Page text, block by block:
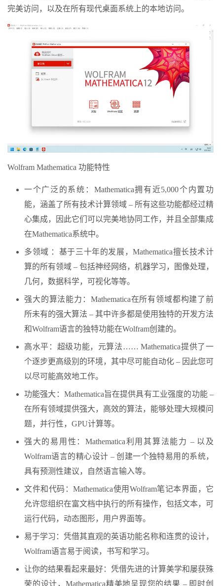
完美访问，以及在所有现代桌面系统上的本地访问。
Wolfram Mathematica 功能特性
一个广泛的系统：Mathematica拥有近5,000个内置功
能，涵盖了所有技术计算领域 – 所有这些功能都经过精
心集成，因此它们可以完美地协同工作，并且全部集成
在Mathematica系统中。
多领域 ：基于三十年的发展，Mathematica擅长技术计
算的所有领域 – 包括神经网络，机器学习，图像处理，
几何，数据科学，可视化等等。
强大的算法能力：Mathematica在所有领域都构建了前
所未有的强大算法 – 其中许多都是使用独特的开发方法
和Wolfram语言的独特功能在Wolfram创建的。
高水平：超级功能，元算法…… Mathematica提供了一
个逐步更高级别的环境，其中尽可能自动化 – 因此您可
以尽可能高效地工作。
功能强大：Mathematica旨在提供具有工业强度的功能 –
在所有领域提供强大，高效的算法，能够处理大规模问
题，并行性，GPU计算等。
强大的易用性：Mathematica利用其算法能力 – 以及
Wolfram语言的精心设计 – 创建一个独特易用的系统，
具有预测性建议，自然语言输入等。
文件和代码：Mathematica使用Wolfram笔记本界面，它
允许您组织在富文档中执行的所有操作，包括文本，可
运行代码，动态图形，用户界面等。
易于学习：凭借其直观的英语功能名称和连贯的设计，
Wolfram语言易于阅读，书写和学习。
让你的结果看起来最好：凭借先进的计算美学和屡获殊
荣的设计，Mathematica精美地呈现您的结果 – 即时创